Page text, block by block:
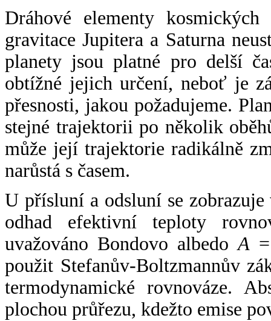
Dráhové elementy
gravitace Jupitera a Saturna
planety jsou platné pro delší
obtížné jejich určení, neboť je
přesnosti, jakou požadujeme.
stejné trajektorii po několik
může její trajektorie radikálně
narůstá s časem.
U přísluní a odsluní se
odhad efektivní teploty
uvažováno Bondovo albedoA
použit Stefanův-Boltzmannův
termodynamické rovnováze.
plochou průřezu, kdežto emise